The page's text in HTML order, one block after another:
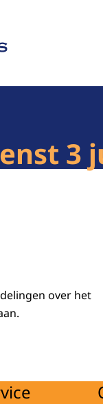
3
over het